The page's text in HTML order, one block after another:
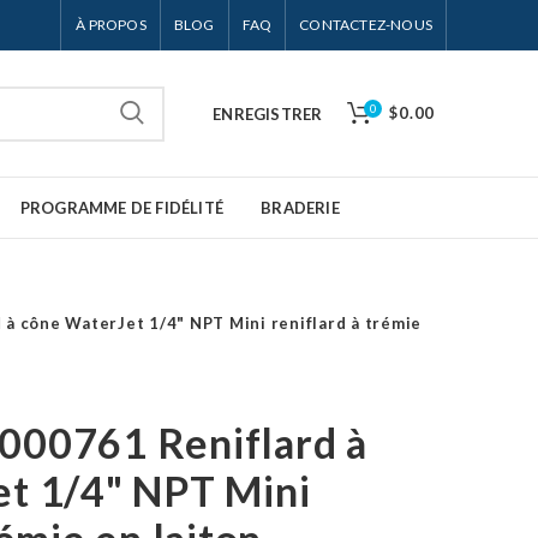
À PROPOS BLOG FAQ CONTACTEZ-NOUS
ENREGISTRER 0 $0.00
PROGRAMME DE FIDÉLITÉ BRADERIE
à cône WaterJet 1/4" NPT Mini reniflard à trémie
Reniflard à
1/4" NPT Mini